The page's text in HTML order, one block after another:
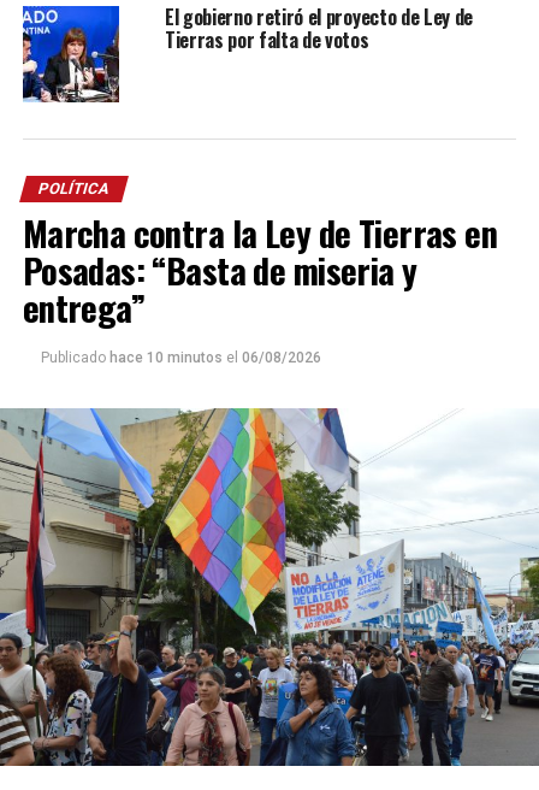
El gobierno retiró el proyecto de Ley de
Tierras por falta de votos
POLÍTICA
Marcha contra la Ley de Tierras en
Posadas: “Basta de miseria y
entrega”
Publicado hace 10 minutos el 06/08/2026